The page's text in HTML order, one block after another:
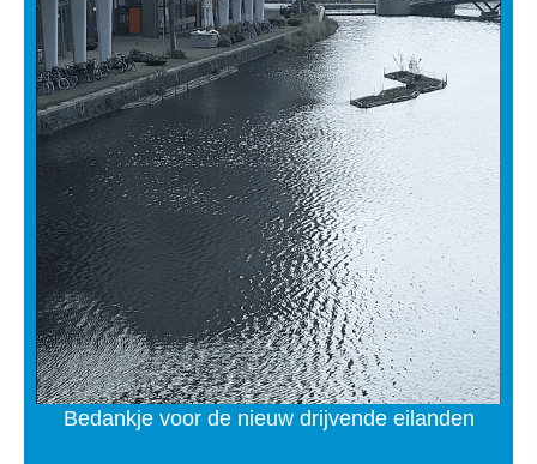
Bedankje voor de nieuw drijvende eilanden